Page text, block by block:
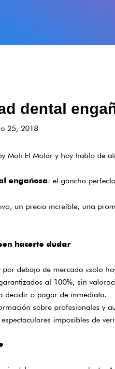
dental
25, 2018
Moli El Molar y hoy hablo de
engañosa: el gancho perfecto
un precio increíble, una
hacerte dudar
por debajo de mercado «solo
al 100%, sin
decidir o pagar de inmediato.
sobre profesionales y
imposibles de